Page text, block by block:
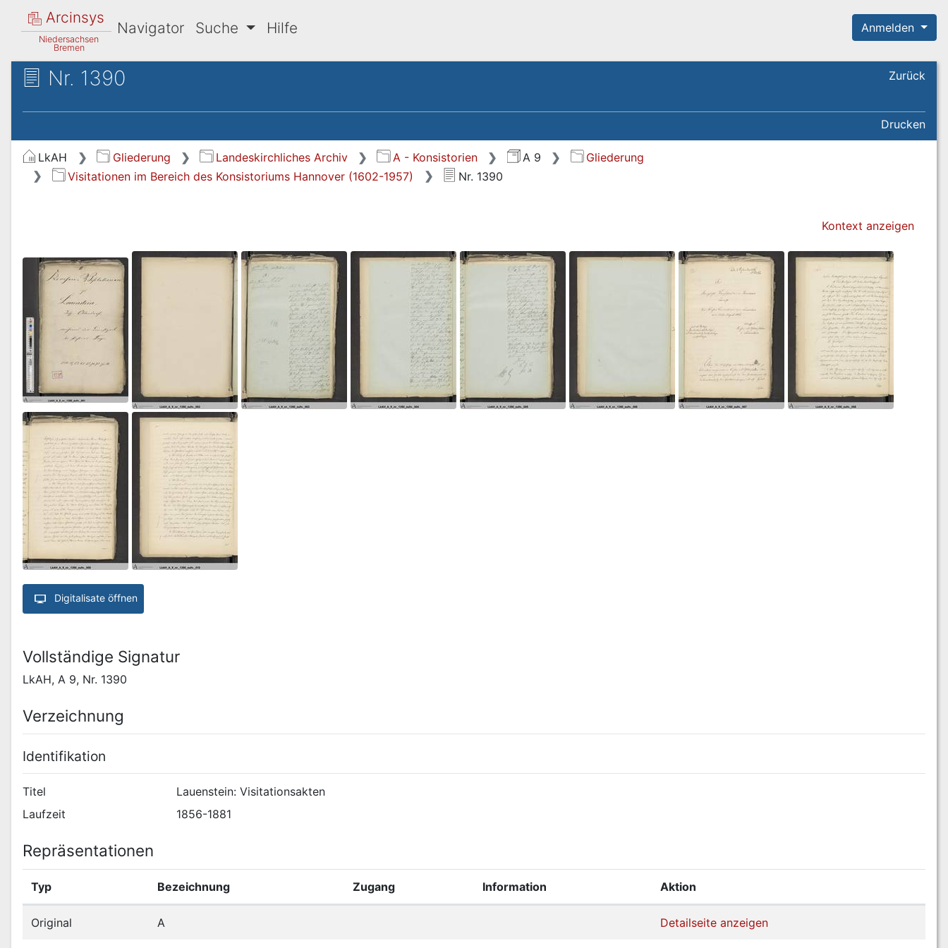
Arcinsys
Niedersachsen
Bremen
Navigator Suche Hilfe Anmelden
Nr. 1390 Zurück
Drucken
LkAH Gliederung Landeskirchliches Archiv A - Konsistorien A 9
Gliederung
Visitationen im Bereich des Konsistoriums Hannover (1602-1957)
Nr. 1390
Kontext anzeigen
Digitalisate öffnen
Vollständige Signatur
LkAH, A 9, Nr. 1390
Verzeichnung
Identifikation
Titel
Lauenstein: Visitationsakten
Laufzeit
1856-1881
Repräsentationen
Typ Bezeichnung Zugang Information Aktion
Original A Detailseite anzeigen